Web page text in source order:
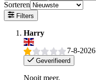
Sorteren
Filters
Harry
7-8-2026
Geverifieerd
Nooit meer.